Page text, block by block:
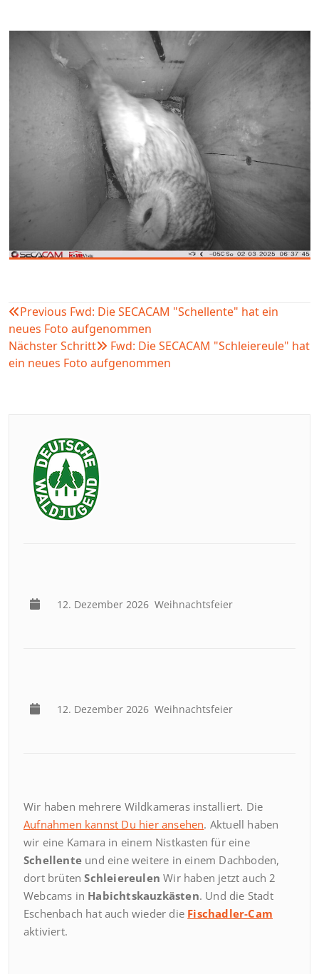
Beitragsnavigation
Previous Fwd: Die SECACAM "Schellente" hat ein
neues Foto aufgenommen
Nächster Schritt
Fwd: Die SECACAM "Schleiereule" hat
ein neues Foto aufgenommen
12. Dezember 2026 Weihnachtsfeier
12. Dezember 2026 Weihnachtsfeier
Wir haben mehrere Wildkameras installiert. Die
Aufnahmen kannst Du hier ansehen. Aktuell haben
wir eine Kamara in einem Nistkasten für eine
Schellente und eine weitere in einem Dachboden,
dort brütenSchleiereulen Wir haben jetzt auch 2
Webcams in Habichtskauzkästen. Und die Stadt
Eschenbach hat auch wieder die Fischadler-Cam
aktiviert.